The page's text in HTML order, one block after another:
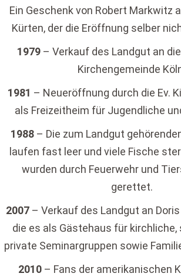
Ein Geschenk von Robert Markwitz
Kürten, der die Eröffnung selber
1979 – Verkauf des Landgut an
Kirchengemeinde
1981 – Neueröffnung durch die Ev.
als Freizeitheim für Jugendliche
1988 – Die zum Landgut
laufen fast leer und viele Fische
wurden durch Feuerwehr und
gerettet.
2007– Verkauf des Landgut an
die es als Gästehaus für kirchliche,
private Seminargruppen sowie
2010– Fans der amerikanischen